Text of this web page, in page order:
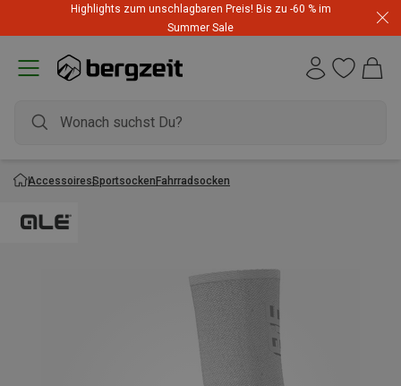
Highlights zum unschlagbaren Preis! Bis zu -60 % im
Summer Sale
AccessoiresSportsockenFahrradsocken